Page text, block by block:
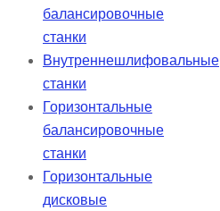
балансировочные
станки
Внутреннешлифовальные
станки
Горизонтальные
балансировочные
станки
Горизонтальные
дисковые